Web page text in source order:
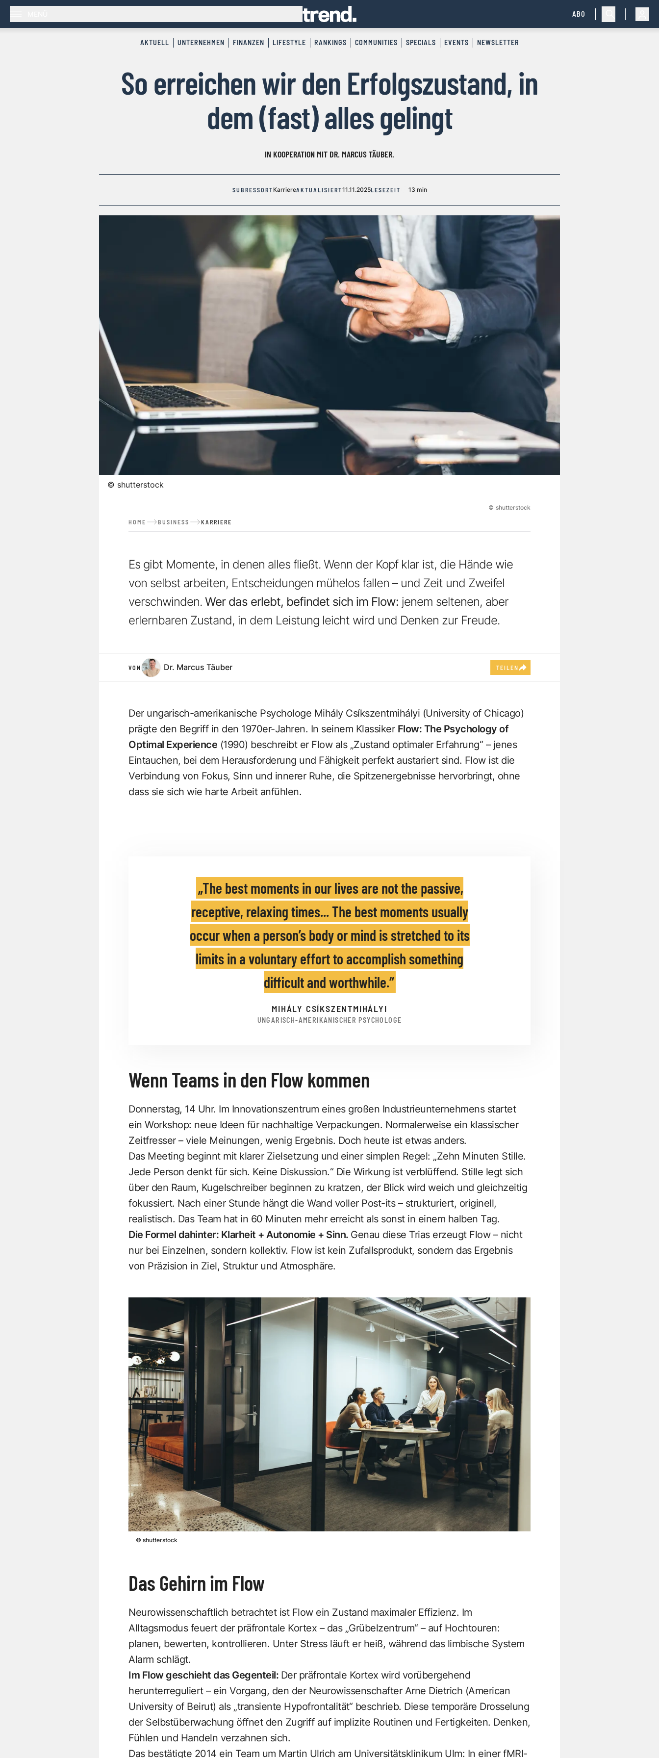
ABO
AKTUELL UNTERNEHMEN FINANZEN LIFESTYLE RANKINGS COMMUNITIES SPECIALS EVENTS NEWSLETTER
So erreichen wir den Erfolgszustand, in
dem (fast) alles gelingt
IN KOOPERATION MIT DR. MARCUS TÄUBER.
SUBRESSORT KarriereAKTUALISIERT11.11.2025LESEZEIT 13 min
© shutterstock
© shutterstock
HOME BUSINESS KARRIERE
Es gibt Momente, in denen alles fließt. Wenn der Kopf klar ist, die Hände wie
von selbst arbeiten, Entscheidungen mühelos fallen – und Zeit und Zweifel
verschwinden. Wer das erlebt, befindet sich im Flow: jenem seltenen, aber
erlernbaren Zustand, in dem Leistung leicht wird und Denken zur Freude.
VON Dr. Marcus Täuber TEILEN
Der ungarisch-amerikanische Psychologe Mihály Csíkszentmihályi (University of Chicago)
prägte den Begriff in den 1970er-Jahren. In seinem Klassiker Flow: The Psychology of
Optimal Experience (1990) beschreibt er Flow als „Zustand optimaler Erfahrung“ – jenes
Eintauchen, bei dem Herausforderung und Fähigkeit perfekt austariert sind. Flow ist die
Verbindung von Fokus, Sinn und innerer Ruhe, die Spitzenergebnisse hervorbringt, ohne
dass sie sich wie harte Arbeit anfühlen.
The best moments in our lives are not the passive,
receptive, relaxing times... The best moments usually
occur when a person’s body or mind is stretched to its
limits in a voluntary effort to accomplish something
difficult and worthwhile.
MIHÁLY CSÍKSZENTMIHÁLYI
UNGARISCH-AMERIKANISCHER PSYCHOLOGE
Wenn Teams in den Flow kommen
Donnerstag, 14 Uhr. Im Innovationszentrum eines großen Industrieunternehmens startet
ein Workshop: neue Ideen für nachhaltige Verpackungen. Normalerweise ein klassischer
Zeitfresser – viele Meinungen, wenig Ergebnis. Doch heute ist etwas anders.
Das Meeting beginnt mit klarer Zielsetzung und einer simplen Regel: „Zehn Minuten Stille.
Jede Person denkt für sich. Keine Diskussion.“ Die Wirkung ist verblüffend. Stille legt sich
über den Raum, Kugelschreiber beginnen zu kratzen, der Blick wird weich und gleichzeitig
fokussiert. Nach einer Stunde hängt die Wand voller Post-its – strukturiert, originell,
realistisch. Das Team hat in 60 Minuten mehr erreicht als sonst in einem halben Tag.
Die Formel dahinter: Klarheit + Autonomie + Sinn. Genau diese Trias erzeugt Flow – nicht
nur bei Einzelnen, sondern kollektiv. Flow ist kein Zufallsprodukt, sondern das Ergebnis
von Präzision in Ziel, Struktur und Atmosphäre.
© shutterstock
Das Gehirn im Flow
Neurowissenschaftlich betrachtet ist Flow ein Zustand maximaler Effizienz. Im
Alltagsmodus feuert der präfrontale Kortex – das „Grübelzentrum“ – auf Hochtouren:
planen, bewerten, kontrollieren. Unter Stress läuft er heiß, während das limbische System
Alarm schlägt.
Im Flow geschieht das Gegenteil: Der präfrontale Kortex wird vorübergehend
herunterreguliert – ein Vorgang, den der Neurowissenschafter Arne Dietrich (American
University of Beirut) als „transiente Hypofrontalität“ beschrieb. Diese temporäre Drosselung
der Selbstüberwachung öffnet den Zugriff auf implizite Routinen und Fertigkeiten. Denken,
Fühlen und Handeln verzahnen sich.
Das bestätigte 2014 ein Team um Martin Ulrich am Universitätsklinikum Ulm: In einer fMRI-